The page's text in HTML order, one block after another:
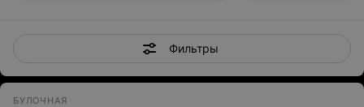
Фильтры
БУЛОЧНАЯ